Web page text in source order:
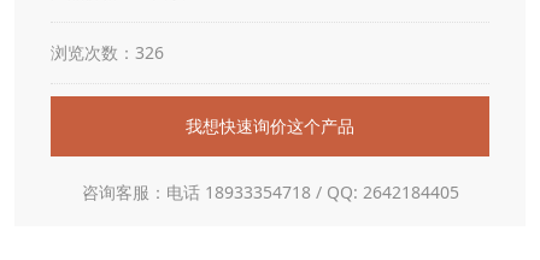
浏览次数：326
我想快速询价这个产品
咨询客服：电话 18933354718 / QQ: 2642184405